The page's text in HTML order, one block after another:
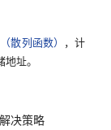
（散列函数） ，计
址。
决策略